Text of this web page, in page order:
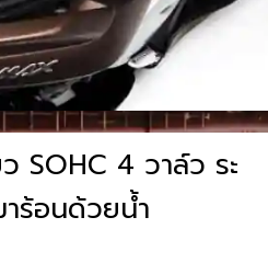
SOHC 4 วาล์ว ระ
ร้อนด้วยน้ำ